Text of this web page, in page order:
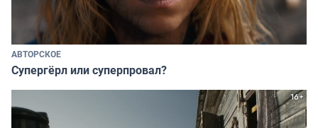
АВТОРСКОЕ
Супергёрл или суперпровал?